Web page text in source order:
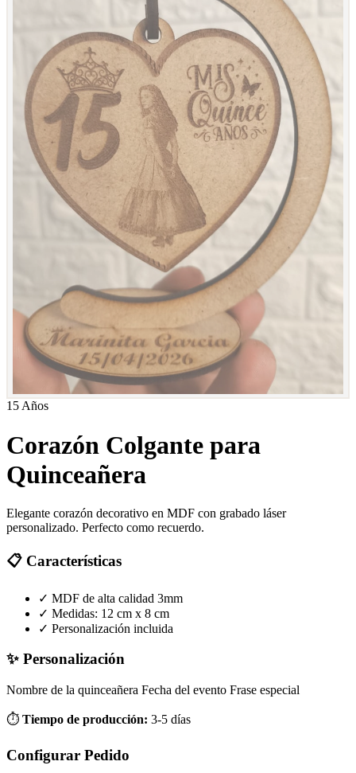
15 Años
Corazón Colgante para
Quinceañera
Elegante corazón decorativo en MDF con grabado láser
personalizado. Perfecto como recuerdo.
📋 Características
✓ MDF de alta calidad 3mm
✓ Medidas: 12 cm x 8 cm
✓ Personalización incluida
✨ Personalización
Nombre de la quinceañera Fecha del evento Frase especial
⏱️ Tiempo de producción: 3-5 días
Configurar Pedido